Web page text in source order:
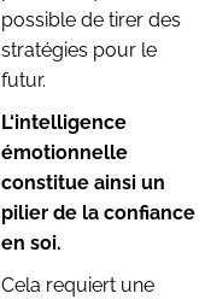
possible de tirer des
stratégies pour le
futur.
L‘intelligence
émotionnelle
constitue ainsi un
pilier de la confiance
en soi.
Cela requiert une